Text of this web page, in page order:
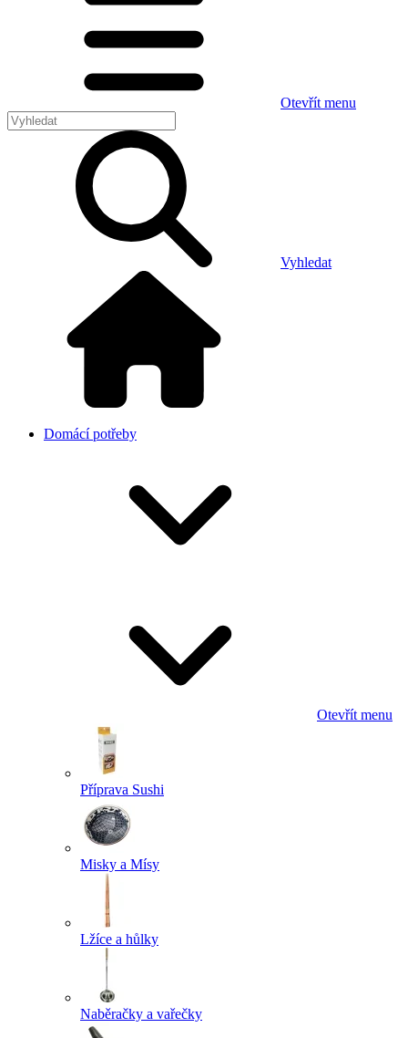
Otevřít menu
Vyhledat
Domácí potřeby
Otevřít menu
Příprava Sushi
Misky a Mísy
Lžíce a hůlky
Naběračky a vařečky